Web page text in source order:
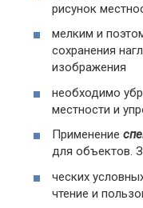
рисунок
мелким и
сохранения
изображения
необходимо
местности и
Применение
для объектов.
ческих
чтение и